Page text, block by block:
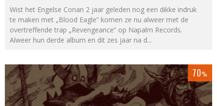
Wist het Engelse Conan 2 jaar geleden nog een dikke indruk
te maken met „Blood Eagle” komen ze nu alweer met de
overtreffende trap „Revengeance” op Napalm Records.
Alweer hun derde album en dit zes jaar na d...
70%